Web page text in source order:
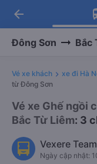
Tải
Tải
-30k/
arrow_back
Đông Sơn Bắc
Vé xe khách xe đi Hà
từ Đông Sơn
Vé xe Ghế ngồi
Bắc Từ Liêm: 3
Vexere Team
Ngày cập nhật: